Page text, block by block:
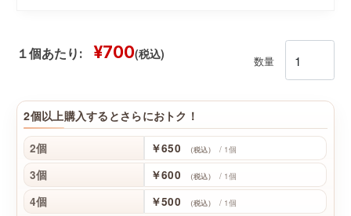
１個あたり: ¥700(税込)
数量
2個以上購入するとさらにおトク！
2個 ￥650 （税込） / 1個
3個 ￥600 （税込） / 1個
4個 ￥500 （税込） / 1個